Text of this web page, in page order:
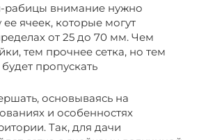
рабицы внимание нужно
ячеек, которые могут
от 25 до 70 мм. Чем
тем прочнее сетка, но тем
пропускать
основываясь на
и особенностях
Так, для дачи